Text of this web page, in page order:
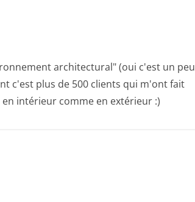
architectural" (oui c'est un peu
c'est plus de 500 clients qui m'ont fait
intérieur comme en extérieur :)